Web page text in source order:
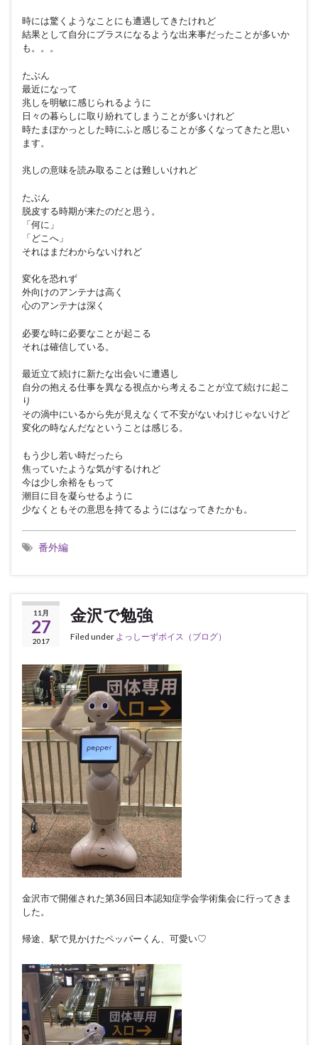
時には驚くようなことにも遭遇してきたけれど
結果として自分にプラスになるような出来事だったことが多いか
も。。。
たぶん
最近になって
兆しを明敏に感じられるように
日々の暮らしに取り紛れてしまうことが多いけれど
時たまぽかっとした時にふと感じることが多くなってきたと思い
ます。
兆しの意味を読み取ることは難しいけれど
たぶん
脱皮する時期が来たのだと思う。
「何に」
「どこへ」
それはまだわからないけれど
変化を恐れず
外向けのアンテナは高く
心のアンテナは深く
必要な時に必要なことが起こる
それは確信している。
最近立て続けに新たな出会いに遭遇し
自分の抱える仕事を異なる視点から考えることが立て続けに起こ
り
その渦中にいるから先が見えなくて不安がないわけじゃないけど
変化の時なんだなということは感じる。
もう少し若い時だったら
焦っていたような気がするけれど
今は少し余裕をもって
潮目に目を凝らせるように
少なくともその意思を持てるようにはなってきたかも。
番外編
11月
27
2017
金沢で勉強
Filed under よっしーずボイス（ブログ）
金沢市で開催された第36回日本認知症学会学術集会に行ってきま
した。
帰途、駅で見かけたペッパーくん、可愛い♡